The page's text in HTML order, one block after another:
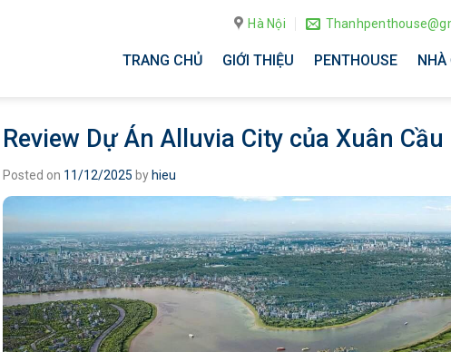
Hà Nội
TRANG CHỦ GIỚI THIỆU PENTHOUSE NHÀ
Review Dự Án Alluvia City của Xuân
Posted on 11/12/2025 by hieu